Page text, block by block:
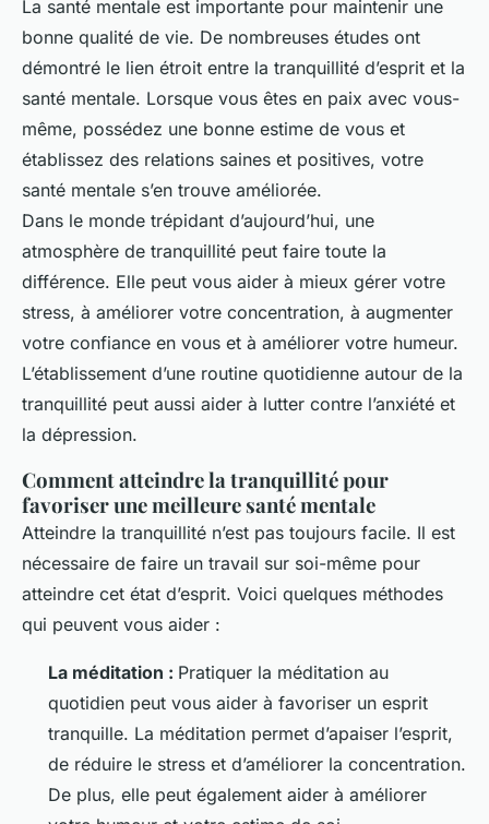
La santé mentale est importante pour maintenir une
bonne qualité de vie. De nombreuses études ont
démontré le lien étroit entre la tranquillité d’esprit et la
santé mentale. Lorsque vous êtes en paix avec vous-
même, possédez une bonne estime de vous et
établissez des relations saines et positives, votre
santé mentale s’en trouve améliorée.
Dans le monde trépidant d’aujourd’hui, une
atmosphère de tranquillité peut faire toute la
différence. Elle peut vous aider à mieux gérer votre
stress, à améliorer votre concentration, à augmenter
votre confiance en vous et à améliorer votre humeur.
L’établissement d’une routine quotidienne autour de la
tranquillité peut aussi aider à lutter contre l’anxiété et
la dépression.
Comment atteindre la tranquillité pour
favoriser une meilleure santé mentale
Atteindre la tranquillité n’est pas toujours facile. Il est
nécessaire de faire un travail sur soi-même pour
atteindre cet état d’esprit. Voici quelques méthodes
qui peuvent vous aider :
La méditation : Pratiquer la méditation au
quotidien peut vous aider à favoriser un esprit
tranquille. La méditation permet d’apaiser l’esprit,
de réduire le stress et d’améliorer la concentration.
De plus, elle peut également aider à améliorer